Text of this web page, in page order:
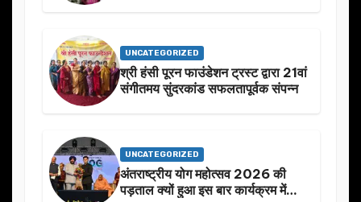
UNCATEGORIZED
श्री हंसी पूरन फाउंडेशन ट्रस्ट द्वारा 21वां
संगीतमय सुंदरकांड सफलतापूर्वक संपन्न
UNCATEGORIZED
अंतराष्ट्रीय योग महोत्सव 2026 की
पड़ताल क्यों हुआ इस बार कार्यक्रम में